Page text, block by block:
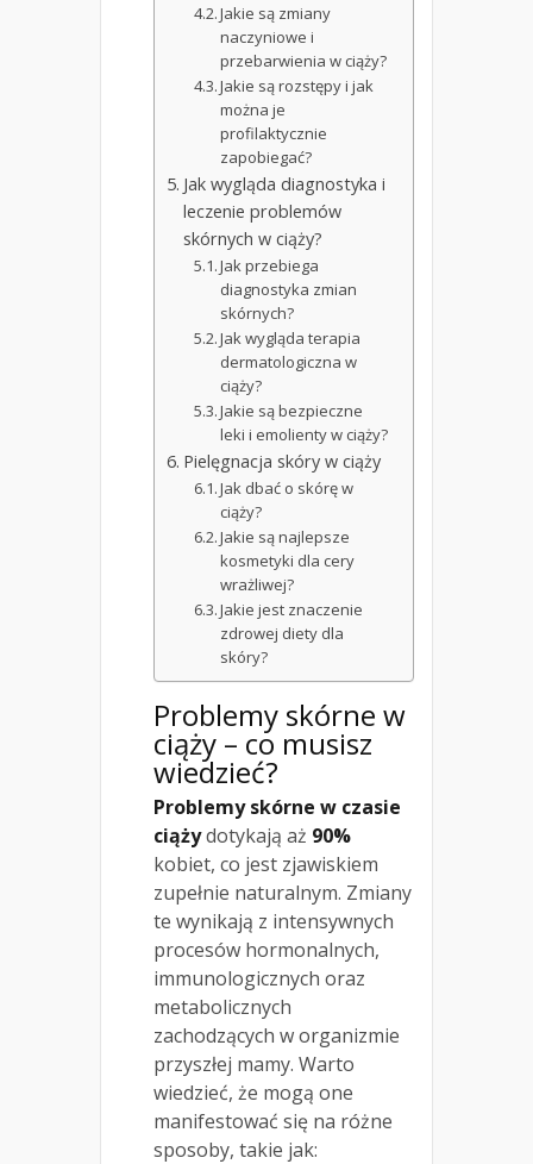
Jakie są zmiany
naczyniowe i
przebarwienia w ciąży?
Jakie są rozstępy i jak
można je
profilaktycznie
zapobiegać?
Jak wygląda diagnostyka i
leczenie problemów
skórnych w ciąży?
Jak przebiega
diagnostyka zmian
skórnych?
Jak wygląda terapia
dermatologiczna w
ciąży?
Jakie są bezpieczne
leki i emolienty w ciąży?
Pielęgnacja skóry w ciąży
Jak dbać o skórę w
ciąży?
Jakie są najlepsze
kosmetyki dla cery
wrażliwej?
Jakie jest znaczenie
zdrowej diety dla
skóry?
Problemy skórne w
ciąży – co musisz
wiedzieć?
Problemy skórne w czasie
ciążydotykają aż 90%
kobiet, co jest zjawiskiem
zupełnie naturalnym. Zmiany
te wynikają z intensywnych
procesów hormonalnych,
immunologicznych oraz
metabolicznych
zachodzących w organizmie
przyszłej mamy. Warto
wiedzieć, że mogą one
manifestować się na różne
sposoby, takie jak: